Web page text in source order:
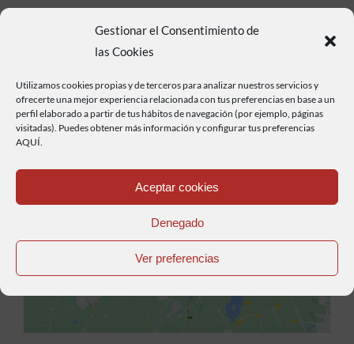
Gestionar el Consentimiento de
las Cookies
Utilizamos cookies propias y de terceros para analizar nuestros servicios y
ofrecerte una mejor experiencia relacionada con tus preferencias en base a un
perfil elaborado a partir de tus hábitos de navegación (por ejemplo, páginas
visitadas). Puedes obtener más información y configurar tus preferencias
AQUÍ.
Aceptar cookies
Denegado
Ver preferencias
permitir este contenido